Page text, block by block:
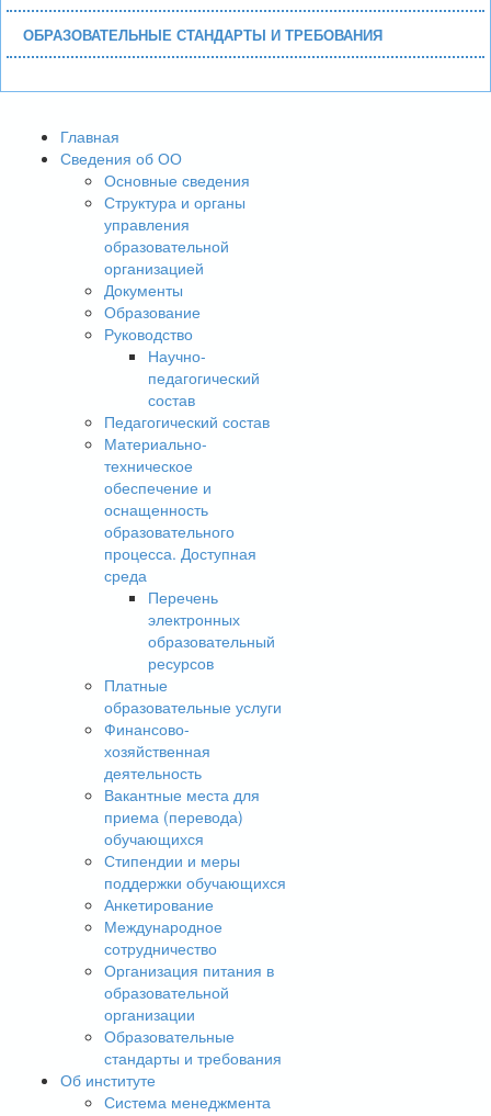
ОБРАЗОВАТЕЛЬНЫЕ СТАНДАРТЫ И ТРЕБОВАНИЯ
Главная
Сведения об ОО
Основные сведения
Структура и органы
управления
образовательной
организацией
Документы
Образование
Руководство
Научно-
педагогический
состав
Педагогический состав
Материально-
техническое
обеспечение и
оснащенность
образовательного
процесса. Доступная
среда
Перечень
электронных
образовательный
ресурсов
Платные
образовательные услуги
Финансово-
хозяйственная
деятельность
Вакантные места для
приема (перевода)
обучающихся
Стипендии и меры
поддержки обучающихся
Анкетирование
Международное
сотрудничество
Организация питания в
образовательной
организации
Образовательные
стандарты и требования
Об институте
Система менеджмента